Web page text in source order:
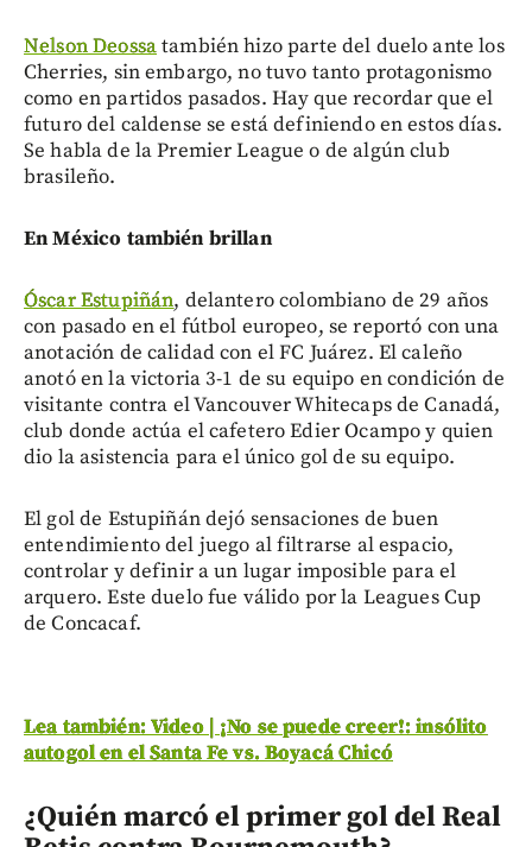
Nelson Deossatambién hizo parte del duelo ante los
Cherries, sin embargo, no tuvo tanto protagonismo
como en partidos pasados. Hay que recordar que el
futuro del caldense se está definiendo en estos días.
Se habla de la Premier League o de algún club
brasileño.
En México también brillan
Óscar Estupiñán, delantero colombiano de 29 años
con pasado en el fútbol europeo, se reportó con una
anotación de calidad con el FC Juárez. El caleño
anotó en la victoria 3-1 de su equipo en condición de
visitante contra el Vancouver Whitecaps de Canadá,
club donde actúa el cafetero Edier Ocampo y quien
dio la asistencia para el único gol de su equipo.
El gol de Estupiñán dejó sensaciones de buen
entendimiento del juego al filtrarse al espacio,
controlar y definir a un lugar imposible para el
arquero. Este duelo fue válido por la Leagues Cup
de Concacaf.
Lea también: Video | ¡No se puede creer!: insólito
autogol en el Santa Fe vs. Boyacá Chicó
¿Quién marcó el primer gol del Real